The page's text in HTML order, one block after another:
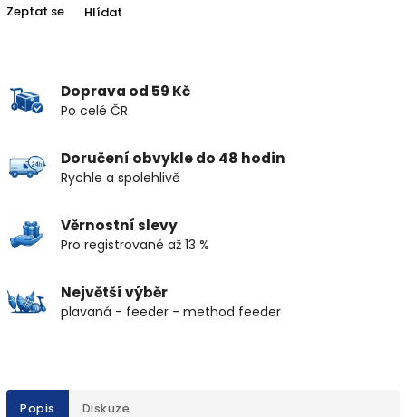
Zeptat se Hlídat
Doprava od 59 Kč
Po celé ČR
Doručení obvykle do 48 hodin
Rychle a spolehlivě
Věrnostní slevy
Pro registrované až 13 %
Největší výběr
plavaná - feeder - method feeder
Popis Diskuze